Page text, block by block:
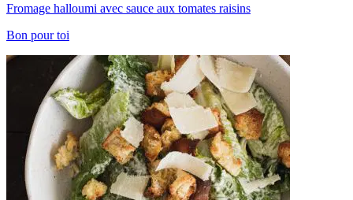
Fromage halloumi avec sauce aux tomates raisins
Bon pour toi